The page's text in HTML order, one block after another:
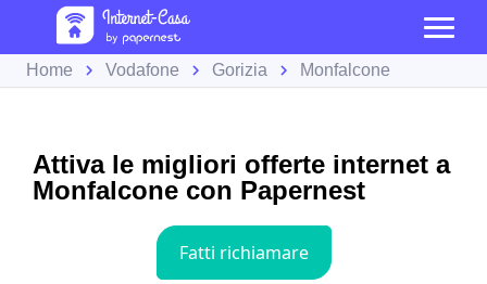
Home Vodafone Gorizia Monfalcone